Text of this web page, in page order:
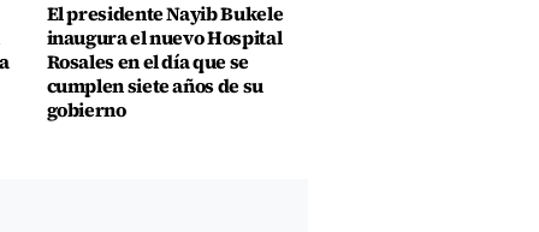
El presidente Nayib Bukele
inaugura el nuevo Hospital
Rosales en el día que se
cumplen siete años de su
gobierno